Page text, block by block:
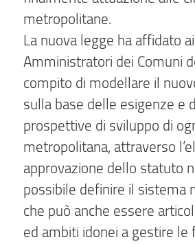
metropolitane.
La nuova legge ha affidato
Amministratori dei Comuni
compito di modellare il
sulla base delle esigenze e
prospettive di sviluppo di
metropolitana, attraverso
approvazione dello statuto
possibile definire il sistema
che può anche essere
ed ambiti idonei a gestire le